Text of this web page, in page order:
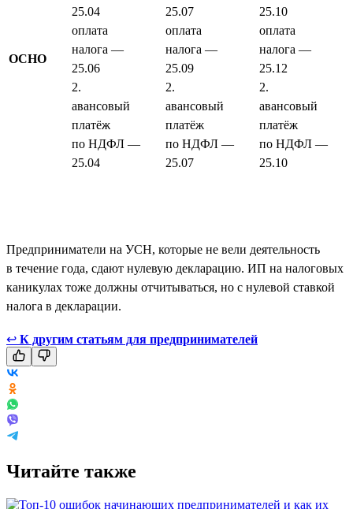
ОСНО
25.04
оплата
налога —
25.06
2.
авансовый
платёж
по НДФЛ —
25.04
25.07
оплата
налога —
25.09
2.
авансовый
платёж
по НДФЛ —
25.07
25.10
оплата
налога —
25.12
2.
авансовый
платёж
по НДФЛ —
25.10
Предприниматели на УСН, которые не вели деятельность
в течение года, сдают нулевую декларацию. ИП на налоговых
каникулах тоже должны отчитываться, но с нулевой ставкой
налога в декларации.
↩ К другим статьям для предпринимателей
Читайте также